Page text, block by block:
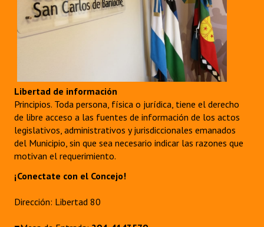
Libertad de información
Principios. Toda persona, física o jurídica, tiene el derecho
de libre acceso a las fuentes de información de los actos
legislativos, administrativos y jurisdiccionales emanados
del Municipio, sin que sea necesario indicar las razones que
motivan el requerimiento.
¡Conectate con el Concejo!
Dirección: Libertad 80